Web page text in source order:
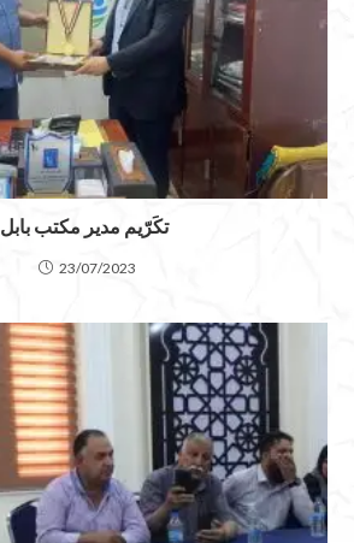
تكَرّيم مدير مكتب بابل
23/07/2023